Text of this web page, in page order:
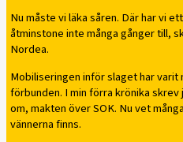
Nu måste vi läka såren. Där har vi
åtminstone inte många gånger till,
Nordea.
Mobiliseringen inför slaget har
förbunden. I min förra krönika
om, makten över SOK. Nu vet
vännerna finns.